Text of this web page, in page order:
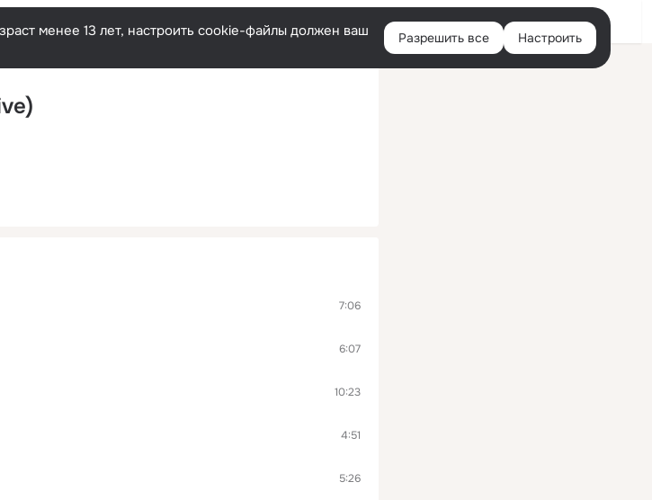
Войти
менее 13 лет, настроить cookie-файлы должен ваш
Разрешить все Настроить
7:06
6:07
10:23
4:51
5:26